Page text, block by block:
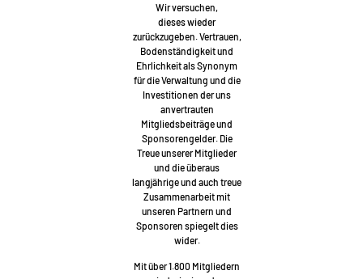
Wir versuchen,
dieses wieder
zurückzugeben. Vertrauen,
Bodenständigkeit und
Ehrlichkeit als Synonym
für die Verwaltung und die
Investitionen der uns
anvertrauten
Mitgliedsbeiträge und
Sponsorengelder. Die
Treue unserer Mitglieder
und die überaus
langjährige und auch treue
Zusammenarbeit mit
unseren Partnern und
Sponsoren spiegelt dies
wider.
Mit über 1.800 Mitgliedern